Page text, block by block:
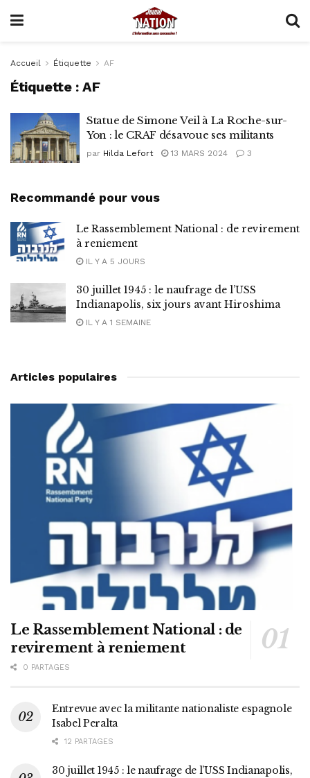
Accueil Étiquette AF
Étiquette :AF
Statue de Simone Veil à La Roche-sur-
Yon : le CRAF désavoue ses militants
par Hilda Lefort 13 MARS 2024 3
Recommandé pour vous
Le Rassemblement National : de revirement
à reniement
IL Y A 5 JOURS
30 juillet 1945 : le naufrage de l’USS
Indianapolis, six jours avant Hiroshima
IL Y A 1 SEMAINE
Articles populaires
Le Rassemblement National : de
revirement à reniement
0 PARTAGES
Entrevue avec la militante nationaliste espagnole
Isabel Peralta
12 PARTAGES
30 juillet 1945 : le naufrage de l’USS Indianapolis,